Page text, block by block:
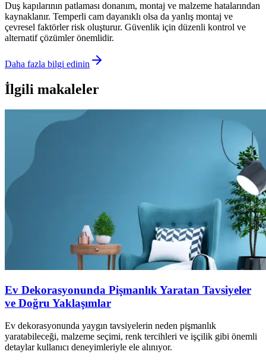
Duş kapılarının patlaması donanım, montaj ve malzeme hatalarından
kaynaklanır. Temperli cam dayanıklı olsa da yanlış montaj ve
çevresel faktörler risk oluşturur. Güvenlik için düzenli kontrol ve
alternatif çözümler önemlidir.
Daha fazla bilgi edinin
İlgili makaleler
Ev Dekorasyonunda Pişmanlık Yaratan Tavsiyeler
ve Doğru Yaklaşımlar
Ev dekorasyonunda yaygın tavsiyelerin neden pişmanlık
yaratabileceği, malzeme seçimi, renk tercihleri ve işçilik gibi önemli
detaylar kullanıcı deneyimleriyle ele alınıyor.